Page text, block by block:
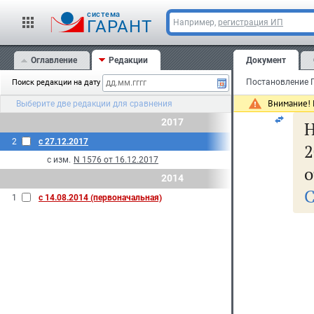
cистема
ГАРАНТ Например, регистрация ИП
Оглавление Редакции
Поиск редакции на дату
Выберите две редакции для сравнения
2017
2
с 27.12.2017
с изм. N 1576 от 16.12.2017
2014
1 с 14.08.2014 (первоначальная)
Документ
Внимание!